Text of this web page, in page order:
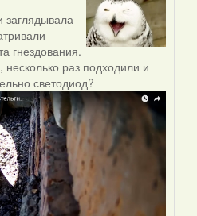
заглядывала
гнездования.
раз подходили и
светодиод?